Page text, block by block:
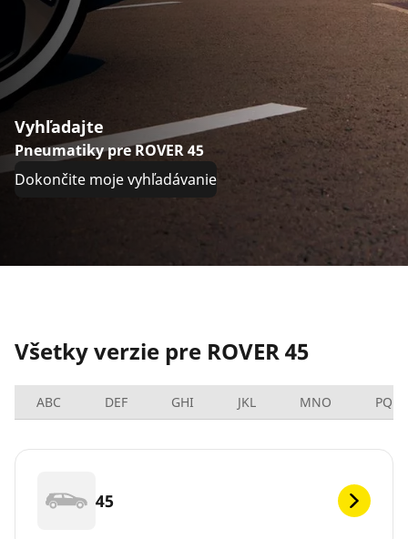
Vyhľadajte
Pneumatiky pre ROVER 45
Dokončite moje vyhľadávanie
Všetky verzie pre ROVER 45
ABC DEF GHI JKL MNO PQRS
45